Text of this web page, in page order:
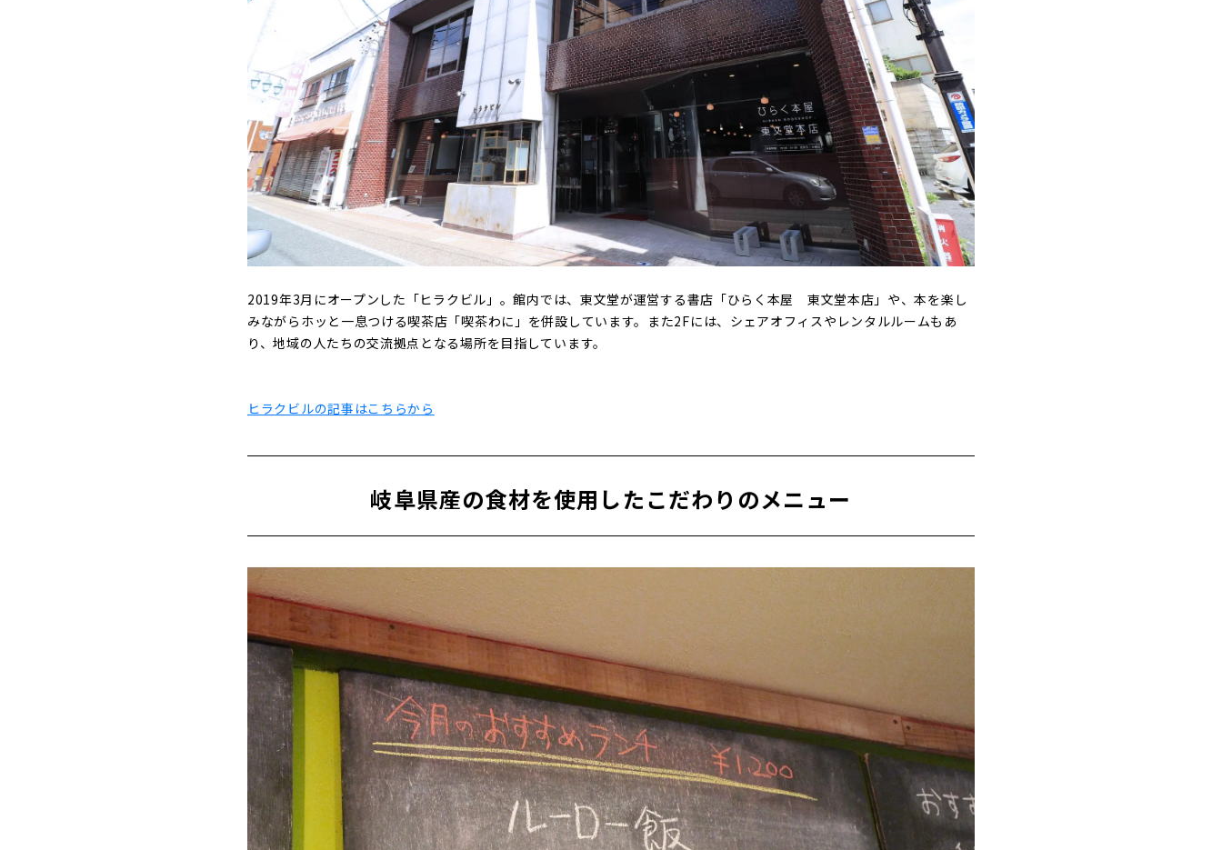
2019年3月にオープンした「ヒラクビル」。館内では、東文堂が運営する書店「ひらく本屋 東文堂本店」や、本を楽し
みながらホッと一息つける喫茶店「喫茶わに」を併設しています。また2Fには、シェアオフィスやレンタルルームもあ
り、地域の人たちの交流拠点となる場所を目指しています。
ヒラクビルの記事はこちらから
岐阜県産の食材を使用したこだわりのメニュー